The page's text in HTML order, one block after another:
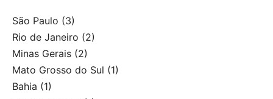
São Paulo (3)
Rio de Janeiro (2)
Minas Gerais (2)
Mato Grosso do Sul (1)
Bahia (1)